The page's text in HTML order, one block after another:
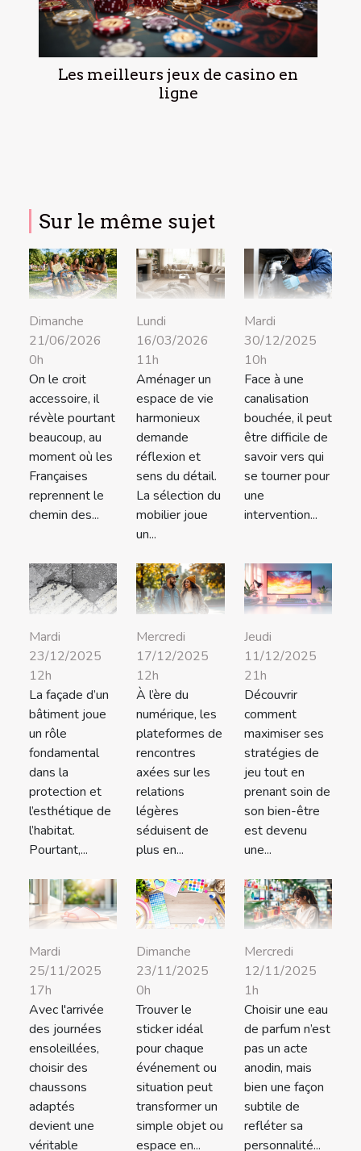
Les meilleurs jeux de casino en
ligne
Sur le même sujet
Dimanche
21/06/2026
0h
On le croit
accessoire, il
révèle pourtant
beaucoup, au
moment où les
Françaises
reprennent le
chemin des...
Lundi
16/03/2026
11h
Aménager un
espace de vie
harmonieux
demande
réflexion et
sens du détail.
La sélection du
mobilier joue
un...
Mardi
30/12/2025
10h
Face à une
canalisation
bouchée, il peut
être difficile de
savoir vers qui
se tourner pour
une
intervention...
Mardi
23/12/2025
12h
La façade d’un
bâtiment joue
un rôle
fondamental
dans la
protection et
l’esthétique de
l’habitat.
Pourtant,...
Mercredi
17/12/2025
12h
À l’ère du
numérique, les
plateformes de
rencontres
axées sur les
relations
légères
séduisent de
plus en...
Jeudi
11/12/2025
21h
Découvrir
comment
maximiser ses
stratégies de
jeu tout en
prenant soin de
son bien-être
est devenu
une...
Mardi
25/11/2025
17h
Avec l'arrivée
des journées
ensoleillées,
choisir des
chaussons
adaptés
devient une
véritable
Dimanche
23/11/2025
0h
Trouver le
sticker idéal
pour chaque
événement ou
situation peut
transformer un
simple objet ou
espace en...
Mercredi
12/11/2025
1h
Choisir une eau
de parfum n’est
pas un acte
anodin, mais
bien une façon
subtile de
refléter sa
personnalité...